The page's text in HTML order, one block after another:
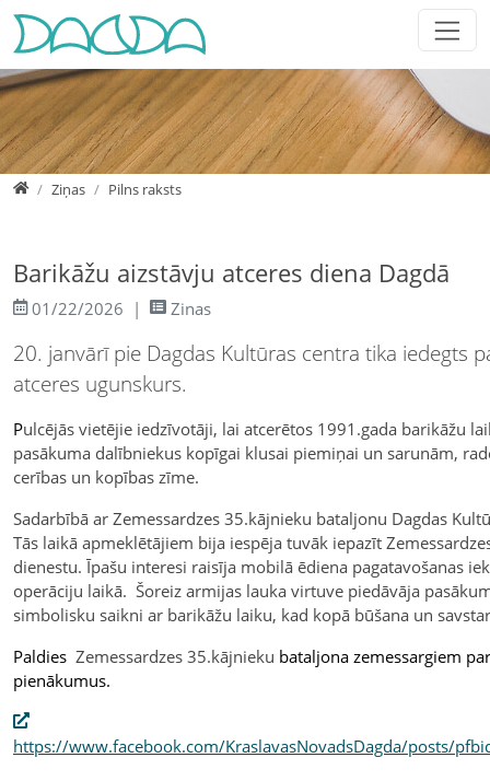
Jump directly to main navigation
Jump directly to content
Jump to sub navigation
HomeZiņas Pilns raksts
Barikāžu aizstāvju atceres diena Dagdā
01/22/2026 Zinas
20. janvārī pie Dagdas Kultūras centra tika iedegts
atceres ugunskurs.
Pulcējās vietējie iedzīvotāji, lai atcerētos 1991.gada barikāžu
pasākuma dalībniekus kopīgai klusai piemiņai un sarunām,
cerības un kopības zīme.
Sadarbībā ar Zemessardzes 35.kājnieku bataljonu Dagdas
Tās laikā apmeklētājiem bija iespēja tuvāk iepazīt
dienestu. Īpašu interesi raisīja mobilā ēdiena pagatavošanas
operāciju laikā. Šoreiz armijas lauka virtuve piedāvāja
simbolisku saikni ar barikāžu laiku, kad kopā būšana un
Paldies Zemessardzes 35.kājnieku bataljona zemessargiem
pienākumus.
https://www.facebook.com/KraslavasNovadsDagda/posts/